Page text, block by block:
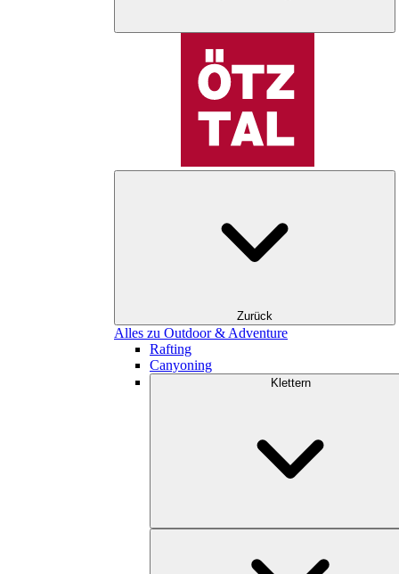
Zurück
Alles zu Outdoor & Adventure
Rafting
Canyoning
Klettern